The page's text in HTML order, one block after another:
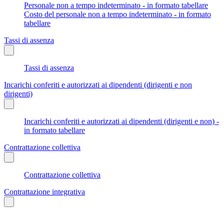
Personale non a tempo indeterminato - in formato tabellare
Costo del personale non a tempo indeterminato - in formato
tabellare
Tassi di assenza
Tassi di assenza
Incarichi conferiti e autorizzati ai dipendenti (dirigenti e non
dirigenti)
Incarichi conferiti e autorizzati ai dipendenti (dirigenti e non) -
in formato tabellare
Contrattazione collettiva
Contrattazione collettiva
Contrattazione integrativa